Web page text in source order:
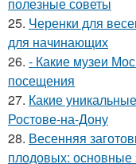
полезные советы
25. Черенки для
для начинающих
26. - Какие музеи
посещения
27. Какие
Ростове-на-Дону
28. Весенняя
плодовых: основные